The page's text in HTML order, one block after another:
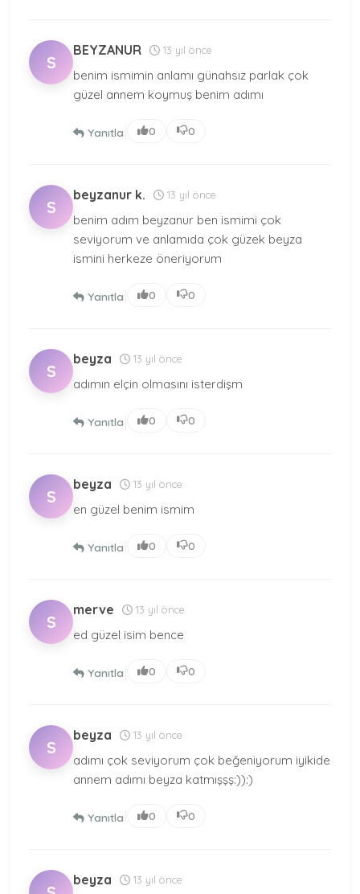
S
BEYZANUR 13 yıl önce
benim ismimin anlamı günahsız parlak çok
güzel annem koymuş benim adımı
Yanıtla 0 0
S
beyzanur k. 13 yıl önce
benim adım beyzanur ben ismimi çok
seviyorum ve anlamıda çok güzek beyza
ismini herkeze öneriyorum
Yanıtla 0 0
S
beyza 13 yıl önce
adımın elçin olmasını isterdişm
Yanıtla 0 0
S
beyza 13 yıl önce
en güzel benim ismim
Yanıtla 0 0
S
merve 13 yıl önce
ed güzel isim bence
Yanıtla 0 0
S
beyza 13 yıl önce
adımı çok seviyorum çok beğeniyorum iyikide
annem adımı beyza katmışşş:)):)
Yanıtla 0 0
beyza 13 yıl önce